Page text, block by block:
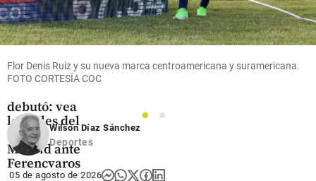
Fútbol
Video |
Vinícius
volvió y
Bernardo
debutó: vea
los goles del
Real
Madrid ante
Ferencvaros
Flor Denis Ruiz y su nueva marca centroamericana y suramericana.
FOTO CORTESÍA COC
1
2
Wilson Díaz Sánchez
Deportes
05 de agosto de 2026